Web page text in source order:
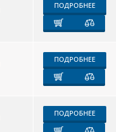
ПОДРОБНЕЕ
ПОДРОБНЕЕ
ПОДРОБНЕЕ